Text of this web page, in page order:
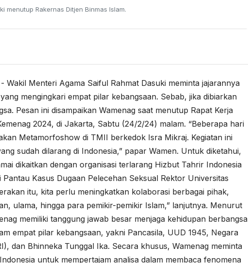
menutup Rakernas Ditjen Binmas Islam.
- Wakil Menteri Agama Saiful Rahmat Dasuki meminta jajarannya
mengingkari empat pilar kebangsaan. Sebab, jika dibiarkan
Pesan ini disampaikan Wamenag saat menutup Rapat Kerja
2024, di Jakarta, Sabtu (24/2/24) malam. “Beberapa hari
Metamorfoshow di TMII berkedok Isra Mikraj. Kegiatan ini
sudah dilarang di Indonesia,” papar Wamen. Untuk diketahui,
dikaitkan dengan organisasi terlarang Hizbut Tahrir Indonesia
Pantau Kasus Dugaan Pelecehan Seksual Rektor Universitas
itu, kita perlu meningkatkan kolaborasi berbagai pihak,
ulama, hingga para pemikir-pemikir Islam,” lanjutnya. Menurut
memiliki tanggung jawab besar menjaga kehidupan berbangsa
empat pilar kebangsaan, yakni Pancasila, UUD 1945, Negara
dan Bhinneka Tunggal Ika. Secara khusus, Wamenag meminta
untuk mempertajam analisa dalam membaca fenomena